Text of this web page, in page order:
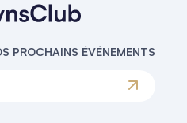
PROCHAINS ÉVÉNEMENTS